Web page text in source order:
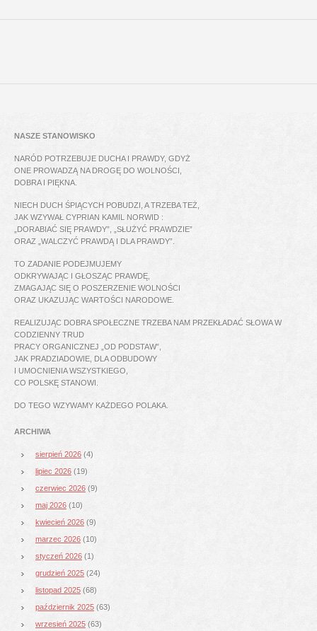
NASZE STANOWISKO
NARÓD POTRZEBUJE DUCHA I PRAWDY, GDYŻ
ONE PROWADZĄ NA DROGĘ DO WOLNOŚCI,
DOBRA I PIĘKNA.
NIECH DUCH ŚPIĄCYCH POBUDZI, A TRZEBA TEŻ,
JAK WZYWAŁ CYPRIAN KAMIL NORWID :
„DORABIAĆ SIĘ PRAWDY”, „SŁUŻYĆ PRAWDZIE”
ORAZ „WALCZYĆ PRAWDĄ I DLA PRAWDY”.
TO ZADANIE PODEJMUJEMY
ODKRYWAJĄC I GŁOSZĄC PRAWDĘ,
ZMAGAJĄC SIĘ O POSZERZENIE WOLNOŚCI
ORAZ UKAZUJĄC WARTOŚCI NARODOWE.
REALIZUJĄC DOBRA SPOŁECZNE TRZEBA NAM PRZEKŁADAĆ SŁOWA W
CODZIENNY TRUD
PRACY ORGANICZNEJ „OD PODSTAW”,
JAK PRADZIADOWIE, DLA ODBUDOWY
I UMOCNIENIA WSZYSTKIEGO,
CO POLSKĘ STANOWI.
DO TEGO WZYWAMY KAŻDEGO POLAKA.
ARCHIWA
sierpień 2026 (4)
lipiec 2026 (19)
czerwiec 2026 (9)
maj 2026 (10)
kwiecień 2026 (9)
marzec 2026 (10)
styczeń 2026 (1)
grudzień 2025 (24)
listopad 2025 (68)
październik 2025 (63)
wrzesień 2025 (63)